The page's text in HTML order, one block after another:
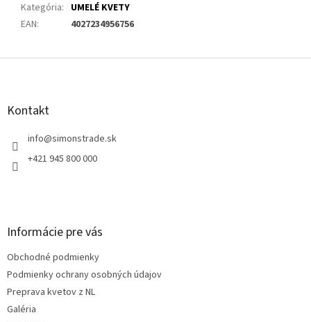
Kategória: UMELÉ KVETY
EAN: 4027234956756
Z
Kontakt
info@simonstrade.sk
+421 945 800 000
Informácie pre vás
Obchodné podmienky
Podmienky ochrany osobných údajov
Preprava kvetov z NL
Galéria